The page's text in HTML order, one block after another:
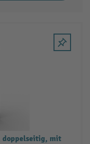
doppelseitig, mit